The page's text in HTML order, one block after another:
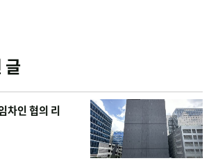
글
차인 협의 리